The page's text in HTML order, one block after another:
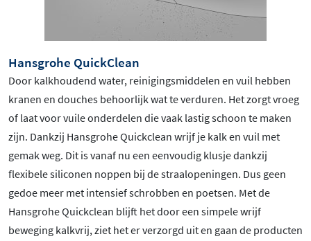
Hansgrohe QuickClean
Door kalkhoudend water, reinigingsmiddelen en vuil hebben
kranen en douches behoorlijk wat te verduren. Het zorgt vroeg
of laat voor vuile onderdelen die vaak lastig schoon te maken
zijn. Dankzij Hansgrohe Quickclean wrijf je kalk en vuil met
gemak weg. Dit is vanaf nu een eenvoudig klusje dankzij
flexibele siliconen noppen bij de straalopeningen. Dus geen
gedoe meer met intensief schrobben en poetsen. Met de
Hansgrohe Quickclean blijft het door een simpele wrijf
beweging kalkvrij, ziet het er verzorgd uit en gaan de producten